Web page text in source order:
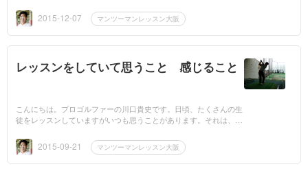
2015-12-07 マンツーマンレッスン大阪
レッスンをしていて思うこと 感じること
こんにちは。プロゴルファーの川口貴史です。日頃、たくさんの生
徒をレッスンしていますがいつも思うことがあります。それは、み
2015-09-21 マンツーマンレッスン大阪